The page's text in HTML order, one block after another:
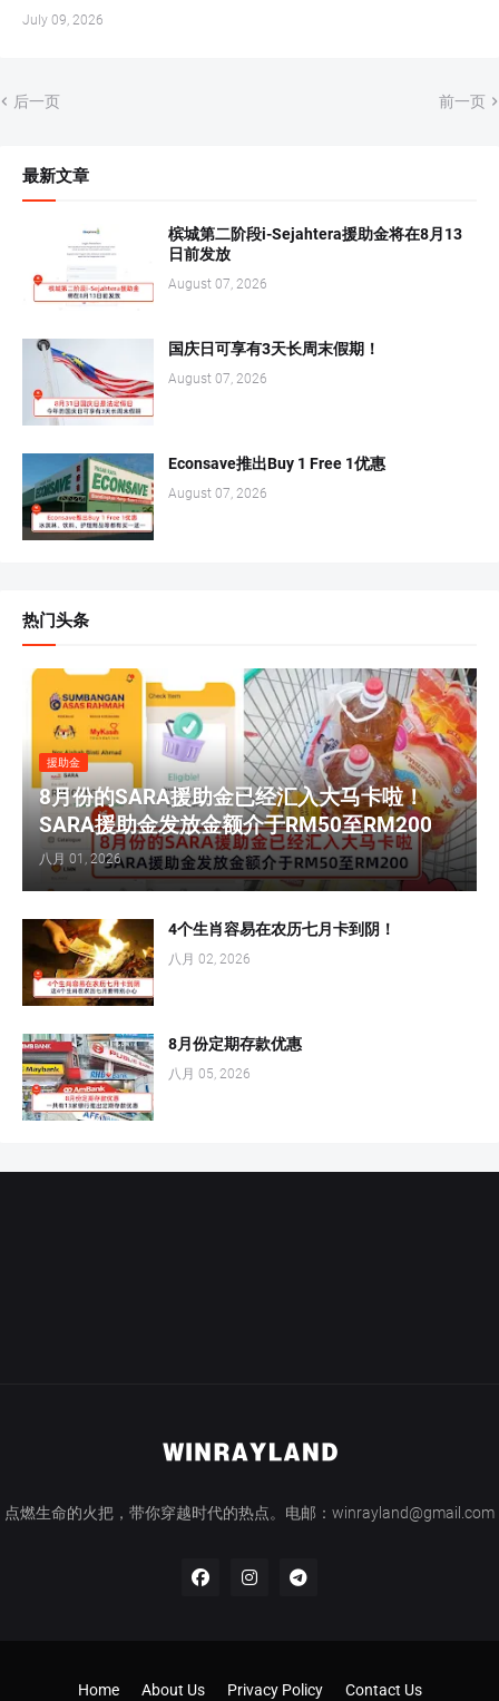
July 09, 2026
后一页 前一页
最新文章
槟城第二阶段i-Sejahtera援助金将在8月13
日前发放
August 07, 2026
国庆日可享有3天长周末假期！
August 07, 2026
Econsave推出Buy 1 Free 1优惠
August 07, 2026
热门头条
援助金
8月份的SARA援助金已经汇入大马卡啦！
SARA援助金发放金额介于RM50至RM200
八月 01, 2026
4个生肖容易在农历七月卡到阴！
八月 02, 2026
8月份定期存款优惠
八月 05, 2026
点燃生命的火把，带你穿越时代的热点。电邮：winrayland@gmail.com
Home About Us Privacy Policy Contact Us